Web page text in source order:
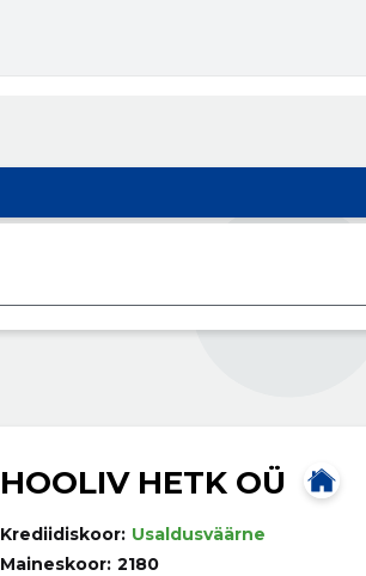
HOOLIV HETK OÜ
Krediidiskoor: Usaldusväärne
Maineskoor: 2180